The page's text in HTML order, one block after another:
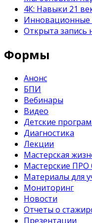
4К: Навыки 21
Инновационные
Открыта запись
Формы
Анонс
БПИ
Вебинары
Видео
Детские
Диагностика
Лекции
Мастерская
Мастерские ПРО
Материалы для
Мониторинг
Новости
Отчеты о
Презентации